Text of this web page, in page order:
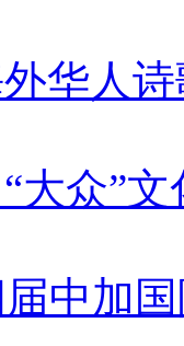
华人
大众”
中加